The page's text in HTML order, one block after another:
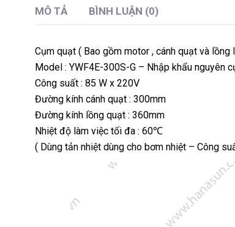
MÔ TẢ BÌNH LUẬN (0)
Cụm quạt ( Bao gồm motor , cánh quạt và lồng
Model : YWF4E-300S-G – Nhập khẩu nguyên
Công suất : 85 W x 220V
Đường kính cánh quạt : 300mm
Đường kính lồng quạt : 360mm
Nhiệt độ làm việc tối đa : 60℃
( Dùng tản nhiệt dùng cho bơm nhiệt – Công